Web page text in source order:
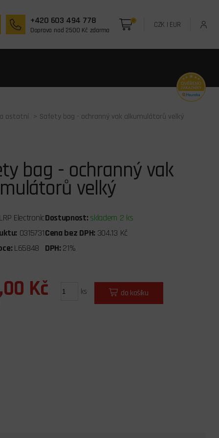
+420 603 494 778
Doprava nad 2500 Kč zdarma
0 CZK | EUR
ostatní > Safety bag - ochranný vak alkumulátorů velký
bag - ochranný vak
velký
LRP ElectronicDostupnost: skladem 2 ks
0315731Cena bez DPH: 304,13 Kč
L65848 DPH: 21%
Kč ks do košíku